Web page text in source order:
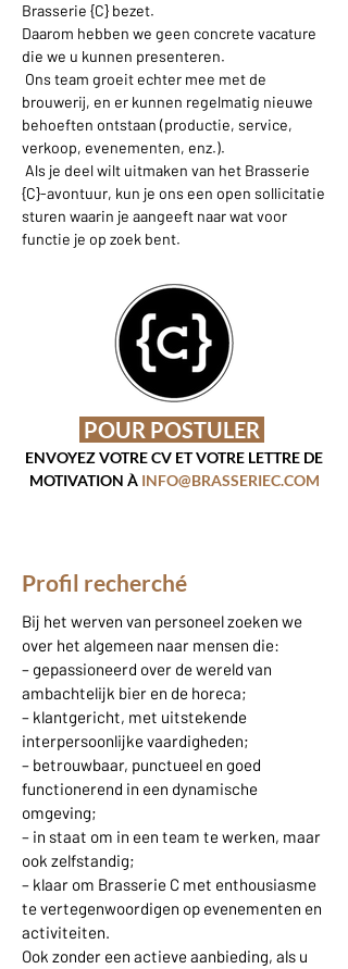
Brasserie {C} bezet.
Daarom hebben we geen concrete vacature
die we u kunnen presenteren.
Ons team groeit echter mee met de
brouwerij, en er kunnen regelmatig nieuwe
behoeften ontstaan (productie, service,
verkoop, evenementen, enz.).
Als je deel wilt uitmaken van het Brasserie
{C}-avontuur, kun je ons een open sollicitatie
sturen waarin je aangeeft naar wat voor
functie je op zoek bent.
POUR POSTULER
ENVOYEZ VOTRE CV ET VOTRE LETTRE DE
MOTIVATION À INFO@BRASSERIEC.COM
Profil recherché
Bij het werven van personeel zoeken we
over het algemeen naar mensen die:
– gepassioneerd over de wereld van
ambachtelijk bier en de horeca;
– klantgericht, met uitstekende
interpersoonlijke vaardigheden;
– betrouwbaar, punctueel en goed
functionerend in een dynamische
omgeving;
– in staat om in een team te werken, maar
ook zelfstandig;
– klaar om Brasserie C met enthousiasme
te vertegenwoordigen op evenementen en
activiteiten.
Ook zonder een actieve aanbieding, als u